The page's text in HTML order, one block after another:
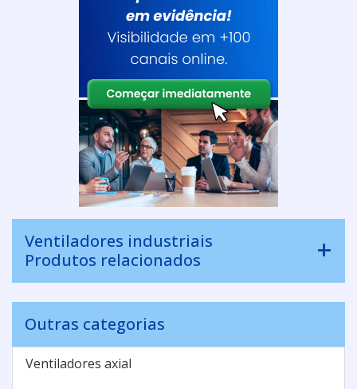
Ventiladores industriais
Produtos relacionados
Outras categorias
Ventiladores axial